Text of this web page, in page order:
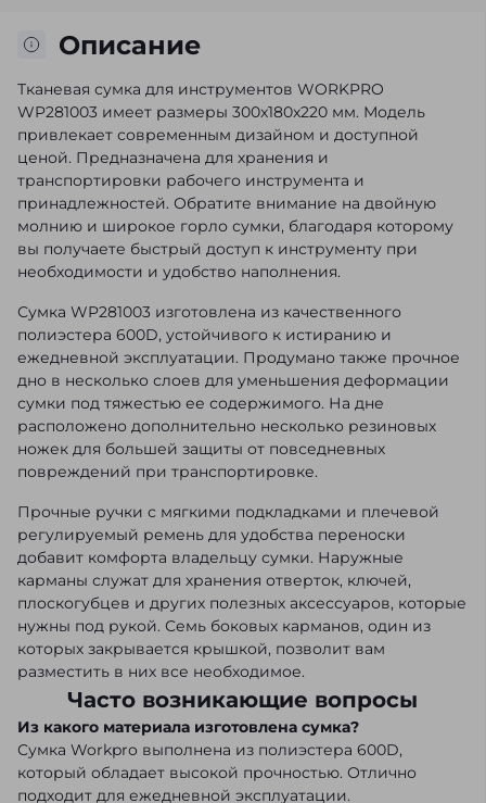
Описание
Тканевая сумка для инструментов WORKPRO
WP281003 имеет размеры 300x180x220 мм. Модель
привлекает современным дизайном и доступной
ценой. Предназначена для хранения и
транспортировки рабочего инструмента и
принадлежностей. Обратите внимание на двойную
молнию и широкое горло сумки, благодаря которому
вы получаете быстрый доступ к инструменту при
необходимости и удобство наполнения.
Сумка WP281003 изготовлена из качественного
полиэстера 600D, устойчивого к истиранию и
ежедневной эксплуатации. Продумано также прочное
дно в несколько слоев для уменьшения деформации
сумки под тяжестью ее содержимого. На дне
расположено дополнительно несколько резиновых
ножек для большей защиты от повседневных
повреждений при транспортировке.
Прочные ручки с мягкими подкладками и плечевой
регулируемый ремень для удобства переноски
добавит комфорта владельцу сумки. Наружные
карманы служат для хранения отверток, ключей,
плоскогубцев и других полезных аксессуаров, которые
нужны под рукой. Семь боковых карманов, один из
которых закрывается крышкой, позволит вам
разместить в них все необходимое.
Часто возникающие вопросы
Из какого материала изготовлена сумка?
Сумка Workpro выполнена из полиэстера 600D,
который обладает высокой прочностью. Отлично
подходит для ежедневной эксплуатации.